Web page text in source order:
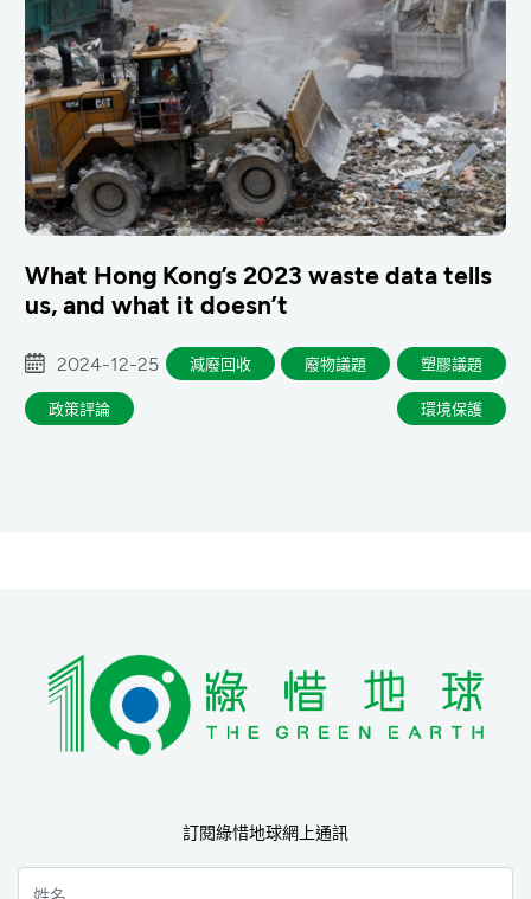
What Hong Kong’s 2023 waste data tells
us, and what it doesn’t
2024-12-25 減廢回收 廢物議題 塑膠議題
政策評論 環境保護
訂閱綠惜地球網上通訊